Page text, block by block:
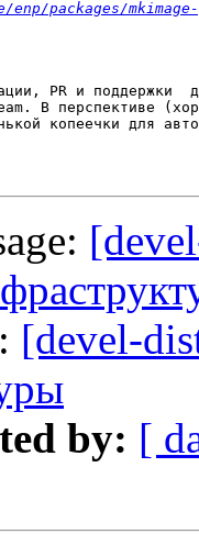
packages/
PR и поддержки
В перспективе
копеечки для
[devel-
by: [